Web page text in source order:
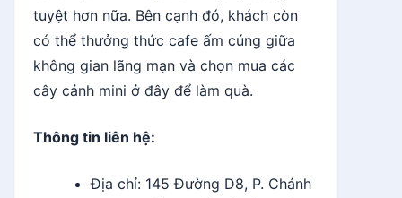
tuyệt hơn nữa. Bên cạnh đó, khách còn
có thể thưởng thức cafe ấm cúng giữa
không gian lãng mạn và chọn mua các
cây cảnh mini ở đây để làm quà.
Thông tin liên hệ:
Địa chỉ: 145 Đường D8, P. Chánh